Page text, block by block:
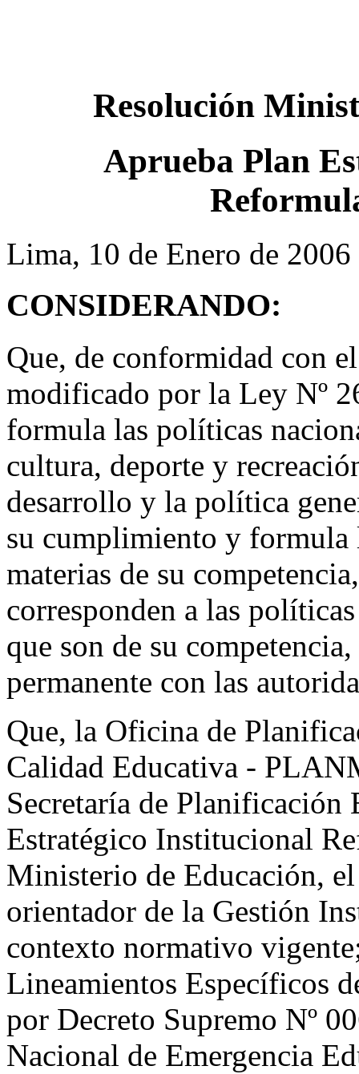
Resolución
Aprueba Plan
Lima, 10 de Enero de 2006
CONSIDERANDO:
Que, de conformidad con
modificado por la Ley Nº
formula las políticas
cultura, deporte y
desarrollo y la política
su cumplimiento y formula
materias de su
corresponden a las
que son de su
permanente con las
Que, la Oficina de
Calidad Educativa -
Secretaría de Planificación
Estratégico Institucional
Ministerio de Educación,
orientador de la Gestión
contexto normativo
Lineamientos Específicos
por Decreto Supremo Nº
Nacional de Emergencia